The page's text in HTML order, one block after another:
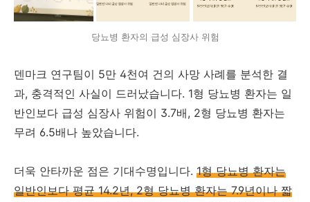
당뇨병 환자의 급성 심장사 위험
덴마크 연구팀이 5만 4천여 건의 사망 사례를 분석한 결
과, 충격적인 사실이 드러났습니다. 1형 당뇨병 환자는 일
반인보다 급성 심장사 위험이 3.7배, 2형 당뇨병 환자는
무려 6.5배나 높았습니다.
더욱 안타까운 점은 기대수명입니다. 1형 당뇨병 환자는
일반인보다 평균 14.2년, 2형 당뇨병 환자는 7.9년이나 짧